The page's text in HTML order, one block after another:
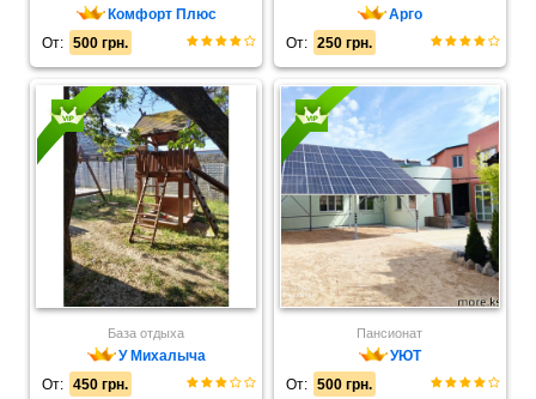
Комфорт Плюс
От:
500 грн.
Арго
От:
250 грн.
База отдыха
У Михалыча
От:
450 грн.
Пансионат
УЮТ
От:
500 грн.